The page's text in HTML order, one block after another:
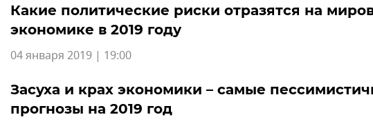
Какие политические риски отразятся на
экономике в 2019 году
04 января 2019 | 19:00
Засуха и крах экономики – самые
прогнозы на 2019 год